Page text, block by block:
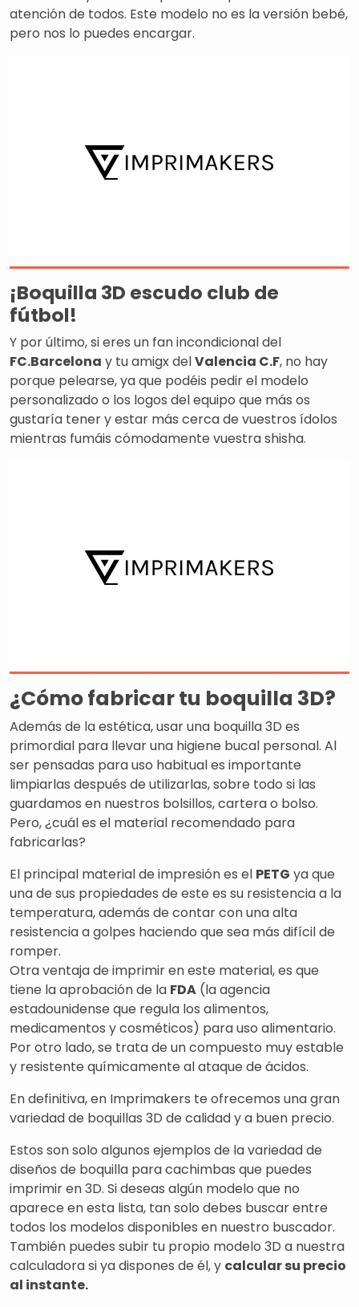
atención de todos. Este modelo no es la versión bebé,
pero nos lo puedes encargar.
¡Boquilla 3D escudo club de
fútbol!
Y por último, si eres un fan incondicional del
FC.Barcelona y tu amigx delValencia C.F, no hay
porque pelearse, ya que podéis pedir el modelo
personalizado o los logos del equipo que más os
gustaría tener y estar más cerca de vuestros ídolos
mientras fumáis cómodamente vuestra shisha.
¿Cómo fabricar tu boquilla 3D?
Además de la estética, usar una boquilla 3D es
primordial para llevar una higiene bucal personal. Al
ser pensadas para uso habitual es importante
limpiarlas después de utilizarlas, sobre todo si las
guardamos en nuestros bolsillos, cartera o bolso.
Pero, ¿cuál es el material recomendado para
fabricarlas?
El principal material de impresión es el PETG ya que
una de sus propiedades de este es su resistencia a la
temperatura, además de contar con una alta
resistencia a golpes haciendo que sea más difícil de
romper.
Otra ventaja de imprimir en este material, es que
tiene la aprobación de la FDA (la agencia
estadounidense que regula los alimentos,
medicamentos y cosméticos) para uso alimentario.
Por otro lado, se trata de un compuesto muy estable
y resistente químicamente al ataque de ácidos.
En definitiva, en Imprimakers te ofrecemos una gran
variedad de boquillas 3D de calidad y a buen precio.
Estos son solo algunos ejemplos de la variedad de
diseños de boquilla para cachimbas que puedes
imprimir en 3D. Si deseas algún modelo que no
aparece en esta lista, tan solo debes buscar entre
todos los modelos disponibles en nuestro buscador.
También puedes subir tu propio modelo 3D a nuestra
calculadora si ya dispones de él, y calcular su precio
al instante.